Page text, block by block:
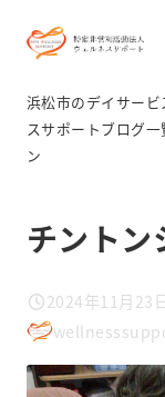
浜松市のデイサー
スサポートブログ一
ン️
チントン
投稿日
2024年11月23
著
者